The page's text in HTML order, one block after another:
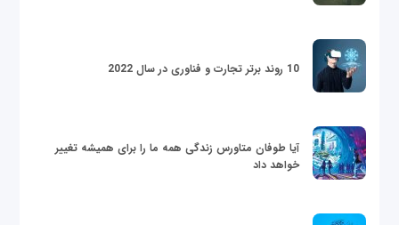
10 روند برتر تجارت و فناوری در سال 2022
آیا طوفان متاورس زندگی همه ما را برای همیشه تغییر
خواهد داد